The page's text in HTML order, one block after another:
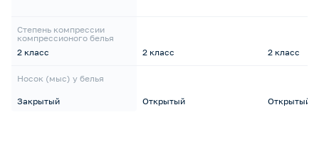
Степень компрессии
компрессионого белья
2 класс
Носок (мыс) у белья
Закрытый
2 класс
Открытый
2 класс
Открытый